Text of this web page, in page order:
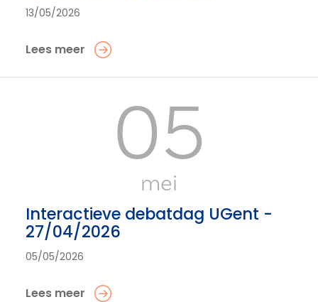
13/05/2026
Lees meer
05
mei
Interactieve debatdag UGent -
27/04/2026
05/05/2026
Lees meer